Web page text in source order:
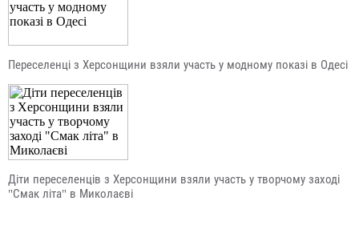
Переселенці з Херсонщини взяли участь у модному показі в Одесі
Діти переселенців з Херсонщини взяли участь у творчому заході
"Смак літа" в Миколаєві